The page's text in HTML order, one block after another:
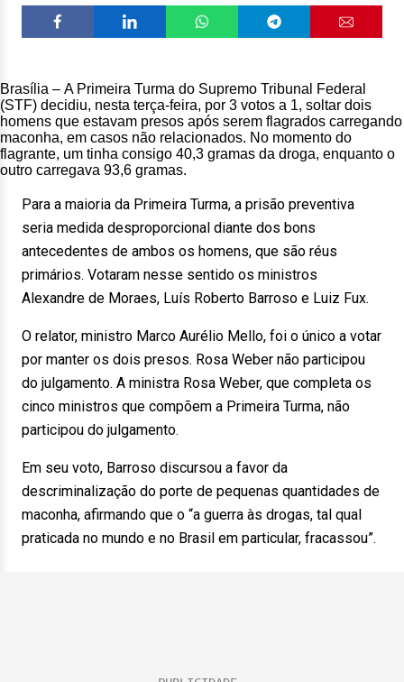
Brasília – A Primeira Turma do Supremo Tribunal Federal
(STF) decidiu, nesta terça-feira, por 3 votos a 1, soltar dois
homens que estavam presos após serem flagrados carregando
maconha, em casos não relacionados. No momento do
flagrante, um tinha consigo 40,3 gramas da droga, enquanto o
outro carregava 93,6 gramas.
Para a maioria da Primeira Turma, a prisão preventiva
seria medida desproporcional diante dos bons
antecedentes de ambos os homens, que são réus
primários. Votaram nesse sentido os ministros
Alexandre de Moraes, Luís Roberto Barroso e Luiz Fux.
O relator, ministro Marco Aurélio Mello, foi o único a votar
por manter os dois presos. Rosa Weber não participou
do julgamento. A ministra Rosa Weber, que completa os
cinco ministros que compõem a Primeira Turma, não
participou do julgamento.
Em seu voto, Barroso discursou a favor da
descriminalização do porte de pequenas quantidades de
maconha, afirmando que o “a guerra às drogas, tal qual
praticada no mundo e no Brasil em particular, fracassou”.